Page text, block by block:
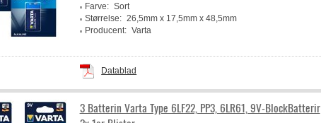
Farve: Sort
Størrelse: 26,5mm x 17,5mm x 48,5mm
Producent: Varta
Datablad
3 Batterin Varta Type 6LF22, PP3, 6LR61, 9V-BlockBatterir